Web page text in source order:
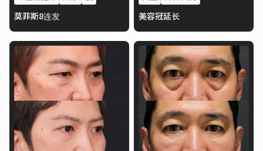
莫菲斯8连发 美容冠延长